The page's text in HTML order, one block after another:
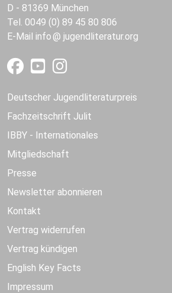
D - 81369 München
Tel. 0049 (0) 89 45 80 806
E-Mail info jugendliteratur.org
Deutscher Jugendliteraturpreis
Fachzeitschrift Julit
IBBY - Internationales
Mitgliedschaft
Presse
Newsletter abonnieren
Kontakt
Vertrag widerrufen
Vertrag kündigen
English Key Facts
Impressum